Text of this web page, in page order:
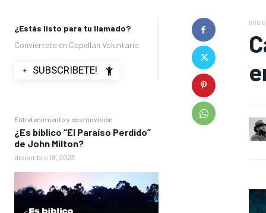
¿Estás listo para tu llamado?
Conviértete en Capellán Voluntario
﹢ SUBSCRIBETE!
Entretenimiento y cosmovisión
¿Es bíblico “El Paraíso Perdido”
de John Milton?
diciembre 18, 2023
Inicio